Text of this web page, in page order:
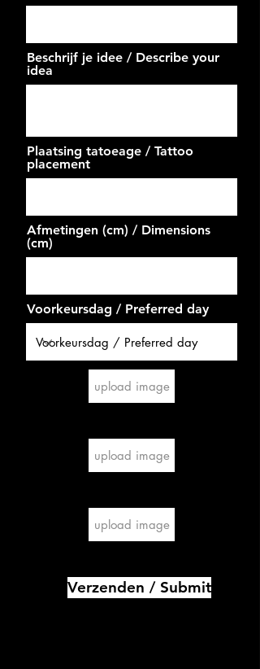
Beschrijf je idee / Describe your
idea
Plaatsing tatoeage / Tattoo
placement
Afmetingen (cm) / Dimensions
(cm)
Voorkeursdag / Preferred day
upload image
upload image
upload image
Verzenden / Submit